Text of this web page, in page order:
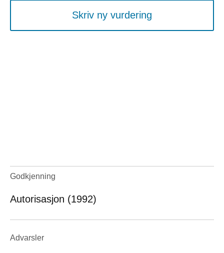
Skriv ny vurdering
Godkjenning
Autorisasjon (1992)
Advarsler